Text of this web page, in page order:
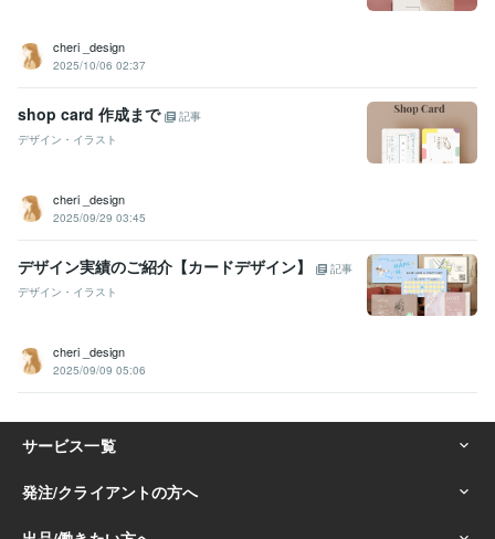
cheri _design
2025/10/06 02:37
shop card 作成まで
記事
デザイン・イラスト
cheri _design
2025/09/29 03:45
デザイン実績のご紹介【カードデザイン】
記事
デザイン・イラスト
cheri _design
2025/09/09 05:06